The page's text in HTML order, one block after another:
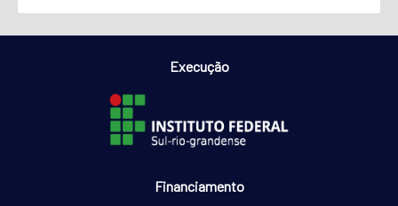
Execução
Financiamento